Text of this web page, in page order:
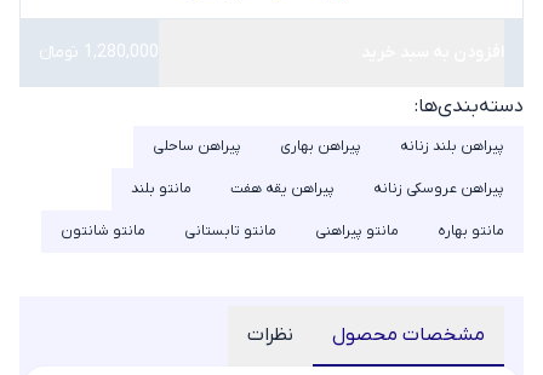
1,280,000 تومانء
دسته‌بندی‌ها:
پیراهن بلند زنانه پیراهن بهاری پیراهن ساحلی
پیراهن عروسکی زنانه پیراهن یقه هفت مانتو بلند
مانتو بهاره مانتو پیراهنی مانتو تابستانی مانتو شانتون
مشخصات محصول نظرات